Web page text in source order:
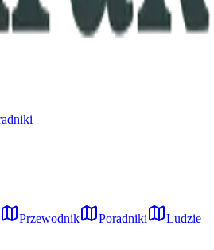
Przewodnik Poradniki
Ludzie